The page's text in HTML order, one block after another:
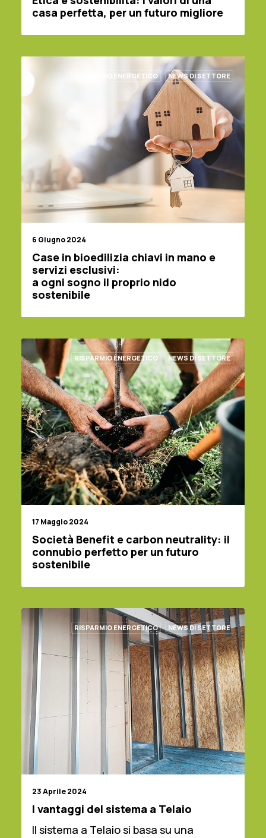
casa perfetta, per un futuro migliore
RISPARMIO ENERGETICO NEWS DI SETTORE
6 Giugno 2024
Case in bioedilizia chiavi in mano e
servizi esclusivi:
a ogni sogno il proprio nido
sostenibile
RISPARMIO ENERGETICO NEWS DI SETTORE
17 Maggio 2024
Società Benefit e carbon neutrality: il
connubio perfetto per un futuro
sostenibile
RISPARMIO ENERGETICO NEWS DI SETTORE
23 Aprile 2024
I vantaggi del sistema a Telaio
Il sistema a Telaio si basa su una